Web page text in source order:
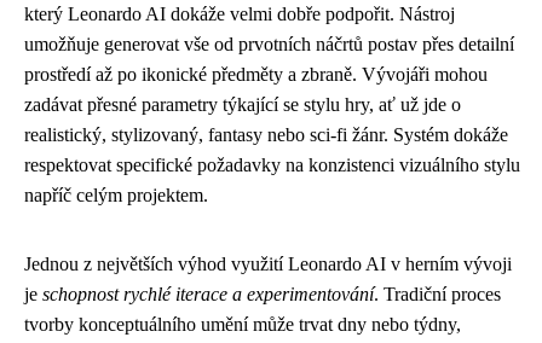
který Leonardo AI dokáže velmi dobře podpořit. Nástroj
umožňuje generovat vše od prvotních náčrtů postav přes detailní
prostředí až po ikonické předměty a zbraně. Vývojáři mohou
zadávat přesné parametry týkající se stylu hry, ať už jde o
realistický, stylizovaný, fantasy nebo sci-fi žánr. Systém dokáže
respektovat specifické požadavky na konzistenci vizuálního stylu
napříč celým projektem.
Jednou z největších výhod využití Leonardo AI v herním vývoji
je schopnost rychlé iterace a experimentování. Tradiční proces
tvorby konceptuálního umění může trvat dny nebo týdny,